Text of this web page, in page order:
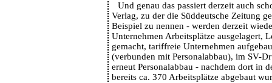
Und genau das passiert derzeit auch
Verlag, zu der die Süddeutsche Zeitung
Beispiel zu nennen - werden derzeit
Unternehmen Arbeitsplätze ausgelagert,
gemacht, tariffreie Unternehmen
(verbunden mit Personalabbau), im SV-
erneut Personalabbau - nachdem dort in
bereits ca. 370 Arbeitsplätze abgebaut